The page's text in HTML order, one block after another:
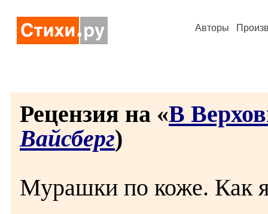
Авторы
Рецензия на «В
Вайсберг)
Мурашки по коже. Как